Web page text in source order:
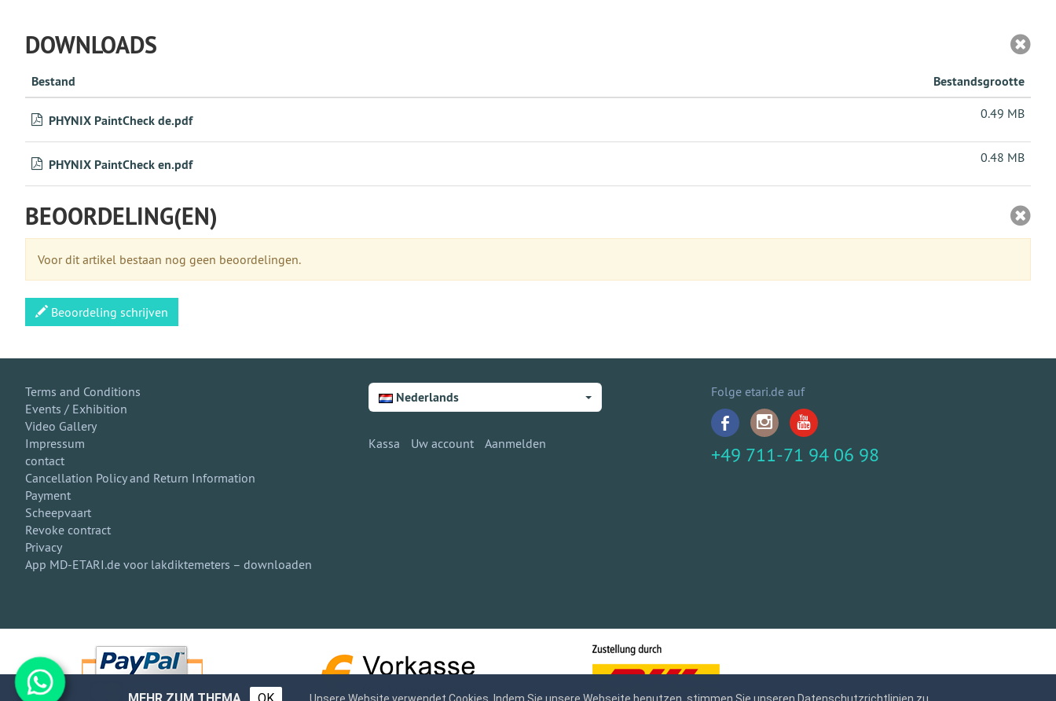
DOWNLOADS
Bestand Bestandsgrootte
PHYNIX PaintCheck de.pdf 0.49 MB
PHYNIX PaintCheck en.pdf 0.48 MB
BEOORDELING(EN)
Voor dit artikel bestaan nog geen beoordelingen.
Beoordeling schrijven
Terms and Conditions
Events / Exhibition
Video Gallery
Impressum
contact
Cancellation Policy and Return Information
Payment
Scheepvaart
Revoke contract
Privacy
App MD-ETARI.de voor lakdiktemeters – downloaden
Nederlands
Kassa Uw account Aanmelden
Folge etari.de auf
+49 711-71 94 06 98